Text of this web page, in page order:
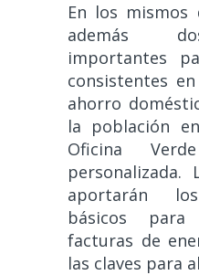
En los mismos
además
importantes
consistentes
ahorro
la población
Oficina
personalizada.
aportarán
básicos
facturas de
las claves para